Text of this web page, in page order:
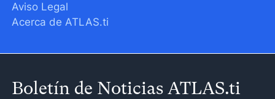
Boletín de Noticias ATLAS.ti
Aviso Legal
Acerca de ATLAS.ti